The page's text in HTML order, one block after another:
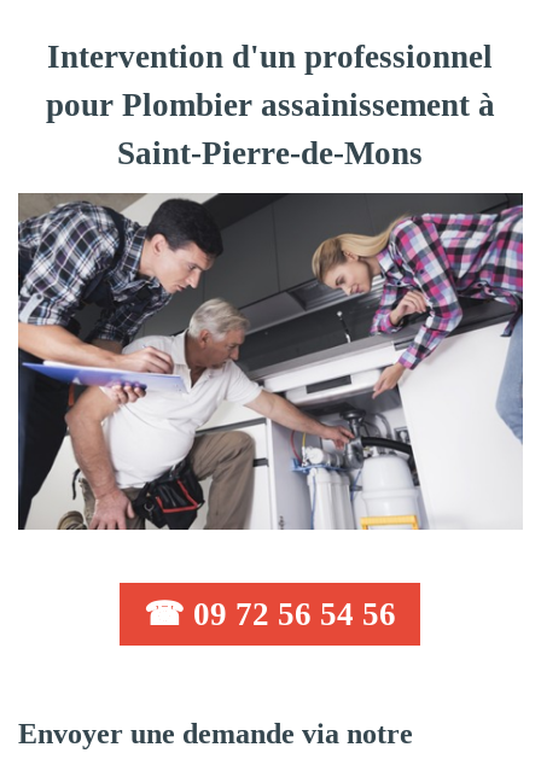
Intervention d'un professionnel
pour Plombier assainissement à
Saint-Pierre-de-Mons
☎ 09 72 56 54 56
Envoyer une demande via notre